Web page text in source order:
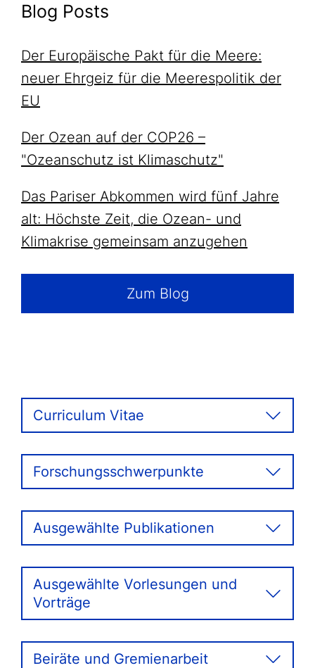
Blog Posts
Der Europäische Pakt für die Meere:
neuer Ehrgeiz für die Meerespolitik der
EU
Der Ozean auf der COP26 –
"Ozeanschutz ist Klimaschutz"
Das Pariser Abkommen wird fünf Jahre
alt: Höchste Zeit, die Ozean- und
Klimakrise gemeinsam anzugehen
Zum Blog
Curriculum Vitae
Forschungsschwerpunkte
Ausgewählte Publikationen
Ausgewählte Vorlesungen und
Vorträge
Beiräte und Gremienarbeit